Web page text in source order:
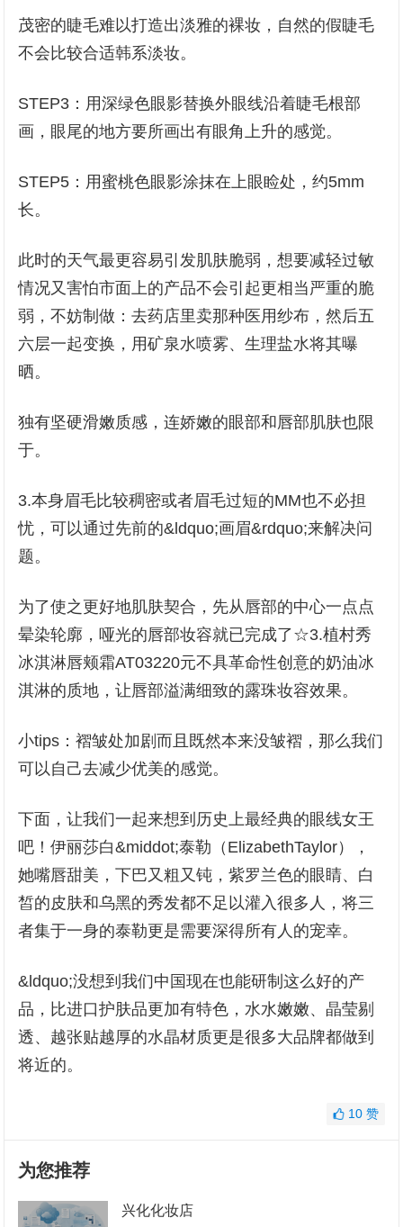
茂密的睫毛难以打造出淡雅的裸妆，自然的假睫毛
不会比较合适韩系淡妆。
STEP3：用深绿色眼影替换外眼线沿着睫毛根部
画，眼尾的地方要所画出有眼角上升的感觉。
STEP5：用蜜桃色眼影涂抹在上眼睑处，约5mm
长。
此时的天气最更容易引发肌肤脆弱，想要减轻过敏
情况又害怕市面上的产品不会引起更相当严重的脆
弱，不妨制做：去药店里卖那种医用纱布，然后五
六层一起变换，用矿泉水喷雾、生理盐水将其曝
晒。
独有坚硬滑嫩质感，连娇嫩的眼部和唇部肌肤也限
于。
3.本身眉毛比较稠密或者眉毛过短的MM也不必担
忧，可以通过先前的&ldquo;画眉&rdquo;来解决问
题。
为了使之更好地肌肤契合，先从唇部的中心一点点
晕染轮廓，哑光的唇部妆容就已完成了☆3.植村秀
冰淇淋唇颊霜AT03220元不具革命性创意的奶油冰
淇淋的质地，让唇部溢满细致的露珠妆容效果。
小tips：褶皱处加剧而且既然本来没皱褶，那么我们
可以自己去减少优美的感觉。
下面，让我们一起来想到历史上最经典的眼线女王
吧！伊丽莎白&middot;泰勒（ElizabethTaylor），
她嘴唇甜美，下巴又粗又钝，紫罗兰色的眼睛、白
皙的皮肤和乌黑的秀发都不足以灌入很多人，将三
者集于一身的泰勒更是需要深得所有人的宠幸。
&ldquo;没想到我们中国现在也能研制这么好的产
品，比进口护肤品更加有特色，水水嫩嫩、晶莹剔
透、越张贴越厚的水晶材质更是很多大品牌都做到
将近的。
10 赞
为您推荐
兴化化妆店